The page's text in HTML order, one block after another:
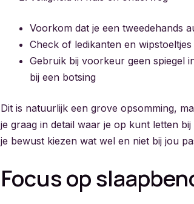
Voorkom dat je een tweedehands
Check of ledikanten en
Gebruik bij voorkeur geen spiegel
bij een botsing
Dit is natuurlijk een grove opsomming,
je graag in detail waar je op kunt letten
je bewust kiezen wat wel en niet bij jou
Focus op